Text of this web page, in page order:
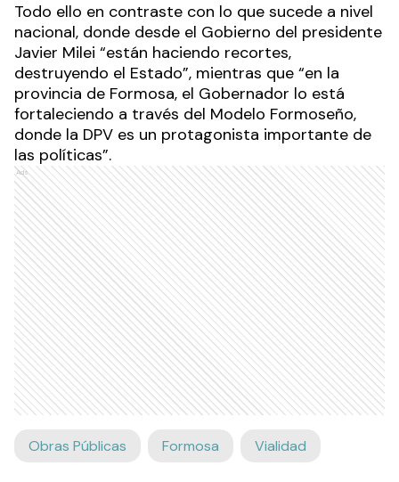
Todo ello en contraste con lo que sucede a nivel
nacional, donde desde el Gobierno del presidente
Javier Milei “están haciendo recortes,
destruyendo el Estado”, mientras que “en la
provincia de Formosa, el Gobernador lo está
fortaleciendo a través del Modelo Formoseño,
donde la DPV es un protagonista importante de
las políticas”.
Ads
Obras Públicas Formosa Vialidad